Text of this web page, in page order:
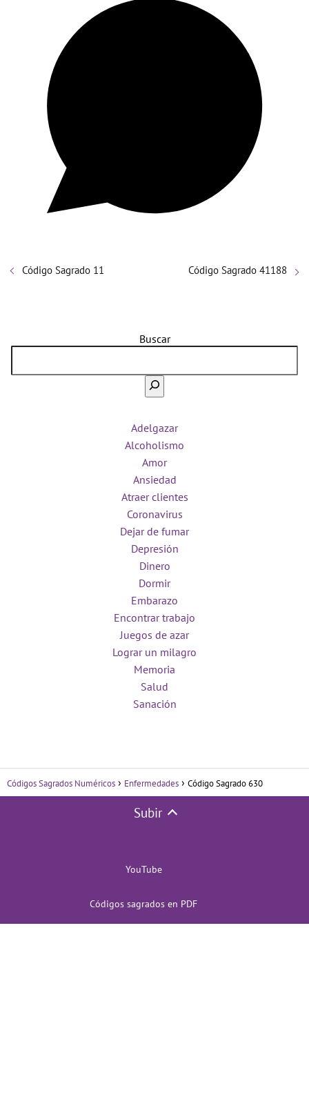
Código Sagrado 11 Código Sagrado 41188
Buscar
Adelgazar
Alcoholismo
Amor
Ansiedad
Atraer clientes
Coronavirus
Dejar de fumar
Depresión
Dinero
Dormir
Embarazo
Encontrar trabajo
Juegos de azar
Lograr un milagro
Memoria
Salud
Sanación
Códigos Sagrados Numéricos Enfermedades Código Sagrado 630
Subir
YouTube
Códigos sagrados en PDF